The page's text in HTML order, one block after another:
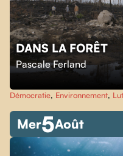
DANS LA FORÊT
Pascale Ferland
Démocratie, Environnement,
Mer5Août